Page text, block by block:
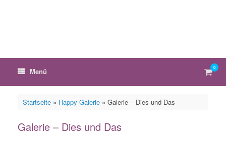
Menü 0
Startseite» Happy Galerie» Galerie – Dies und Das
Galerie – Dies und Das